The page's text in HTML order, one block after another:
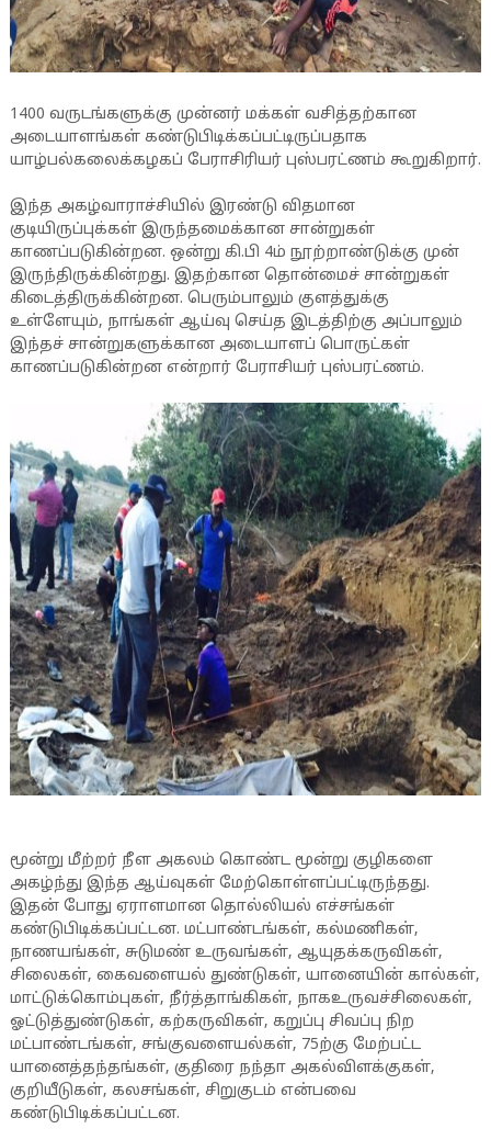
1400 வருடங்களுக்கு முன்னர் மக்கள் வசித்தற்கான
அடையாளங்கள் கண்டுபிடிக்கப்பட்டிருப்பதாக
யாழ்பல்கலைக்கழகப் பேராசிரியர் புஸ்பரட்ணம் கூறுகிறார்.
இந்த அகழ்வாராச்சியில் இரண்டு விதமான
குடியிருப்புக்கள் இருந்தமைக்கான சான்றுகள்
காணப்படுகின்றன. ஒன்று கி.பி 4ம் நூற்றாண்டுக்கு முன்
இருந்திருக்கின்றது. இதற்கான தொன்மைச் சான்றுகள்
கிடைத்திருக்கின்றன. பெரும்பாலும் குளத்துக்கு
உள்ளேயும், நாங்கள் ஆய்வு செய்த இடத்திற்கு அப்பாலும்
இந்தச் சான்றுகளுக்கான அடையாளப் பொருட்கள்
காணப்படுகின்றன என்றார் பேராசியர் புஸ்பரட்ணம்.
மூன்று மீற்றர் நீள அகலம் கொண்ட மூன்று குழிகளை
அகழ்ந்து இந்த ஆய்வுகள் மேற்கொள்ளப்பட்டிருந்தது.
இதன் போது ஏராளமான தொல்லியல் எச்சங்கள்
கண்டுபிடிக்கப்பட்டன. மட்பாண்டங்கள், கல்மணிகள்,
நாணயங்கள், சுடுமண் உருவங்கள், ஆயுதக்கருவிகள்,
சிலைகள், கைவளையல் துண்டுகள், யானையின் கால்கள்,
மாட்டுக்கொம்புகள், நீர்த்தாங்கிகள், நாகஉருவச்சிலைகள்,
ஓட்டுத்துண்டுகள், கற்கருவிகள், கறுப்பு சிவப்பு நிற
மட்பாண்டங்கள், சங்குவளையல்கள், 75ற்கு மேற்பட்ட
யானைத்தந்தங்கள், குதிரை நந்தா அகல்விளக்குகள்,
குறியீடுகள், கலசங்கள், சிறுகுடம் என்பவை
கண்டுபிடிக்கப்பட்டன.